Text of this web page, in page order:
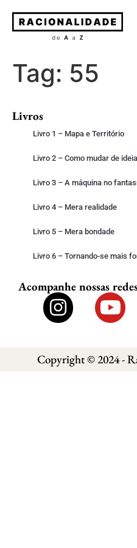
Tag: 55
Livros
Livro 1 – Mapa e Território
Livro 2 – Como mudar de
Livro 3 – A máquina no
Livro 4 – Mera realidade
Livro 5 – Mera bondade
Livro 6 – Tornando-se mais
Acompanhe nossas
Copyright © 2024 -